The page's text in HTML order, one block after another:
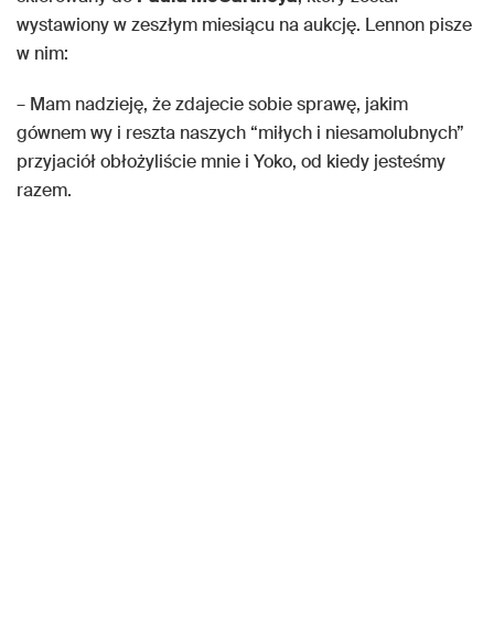
wystawiony w zeszłym miesiącu na aukcję. Lennon pisze
w nim:
– Mam nadzieję, że zdajecie sobie sprawę, jakim
gównem wy i reszta naszych “miłych i niesamolubnych”
przyjaciół obłożyliście mnie i Yoko, od kiedy jesteśmy
razem.